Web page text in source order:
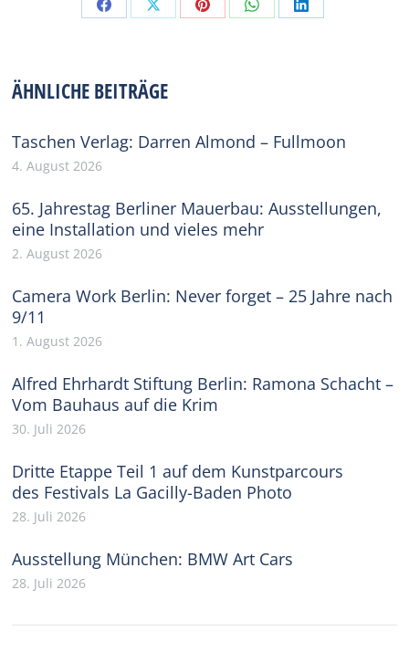
Share Share Share Share Share
ÄHNLICHE BEITRÄGE
Taschen Verlag: Darren Almond – Fullmoon
4. August 2026
65. Jahrestag Berliner Mauerbau: Ausstellungen,
eine Installation und vieles mehr
2. August 2026
Camera Work Berlin: Never forget – 25 Jahre nach
9/11
1. August 2026
Alfred Ehrhardt Stiftung Berlin: Ramona Schacht –
Vom Bauhaus auf die Krim
30. Juli 2026
Dritte Etappe Teil 1 auf dem Kunstparcours
des Festivals La Gacilly-Baden Photo
28. Juli 2026
Ausstellung München: BMW Art Cars
28. Juli 2026